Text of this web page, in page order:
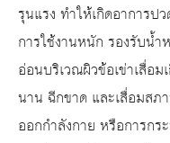
รุนแรง ทำให้เกิดอาการป
การใช้งานหนัก รองรับน้ำ
อ่อนบริเวณผิวข้อเข่าเสื่อม
นาน ฉีกขาด และเสื่อมสภ
ออกกำลังกาย หรือการก